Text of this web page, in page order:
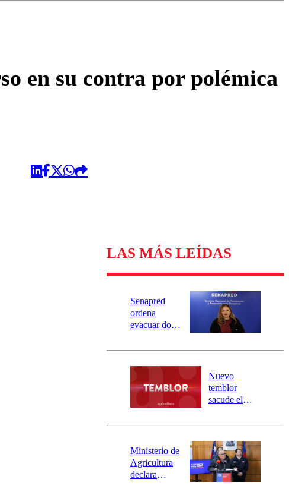
en su contra por polémica
LAS MÁS LEÍDAS
Senapred
ordena
evacuar dos
Carahue por
río Damas:
activa
mensajería
SAE
Nuevo
temblor
sacude el
revisa la
epicentro
Ministerio de
Agricultura
declara